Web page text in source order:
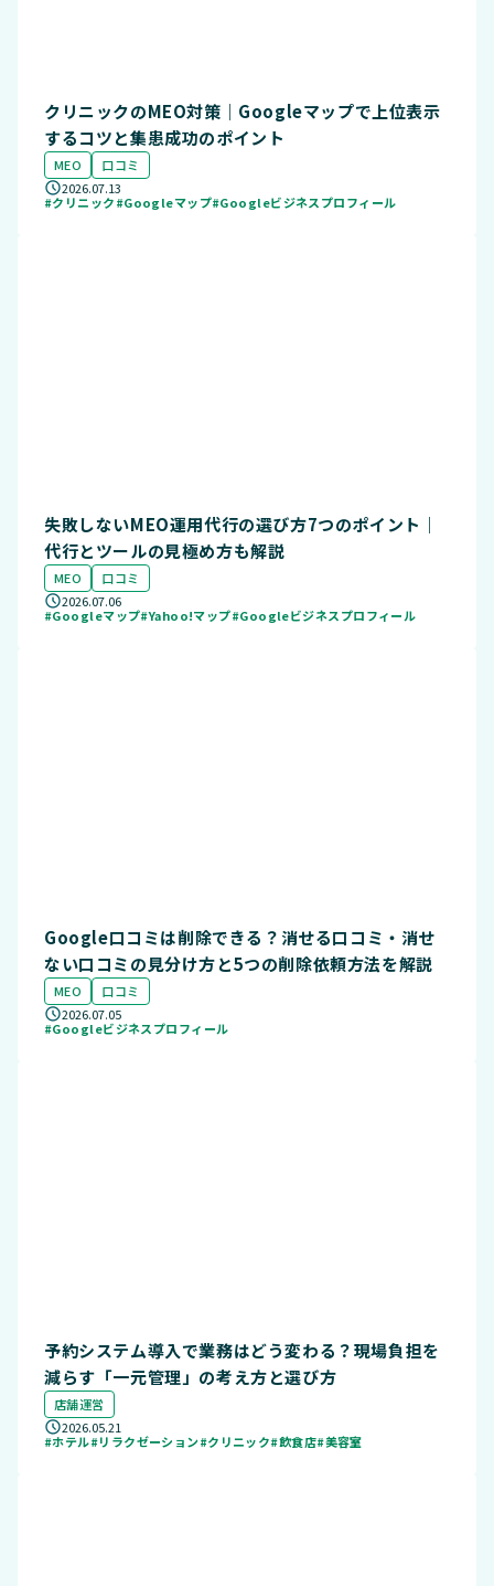
クリニックのMEO対策｜Googleマップで上位表示
するコツと集患成功のポイント
MEO
口コミ
2026.07.13
#クリニック#Googleマップ#Googleビジネスプロフィール
失敗しないMEO運用代行の選び方7つのポイント｜
代行とツールの見極め方も解説
MEO
口コミ
2026.07.06
#Googleマップ#Yahoo!マップ#Googleビジネスプロフィール
Google口コミは削除できる？消せる口コミ・消せ
ない口コミの見分け方と5つの削除依頼方法を解説
MEO
口コミ
2026.07.05
#Googleビジネスプロフィール
予約システム導入で業務はどう変わる？現場負担を
減らす「一元管理」の考え方と選び方
店舗運営
2026.05.21
#ホテル#リラクゼーション#クリニック#飲食店#美容室